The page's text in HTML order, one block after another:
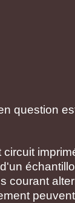
question
courant